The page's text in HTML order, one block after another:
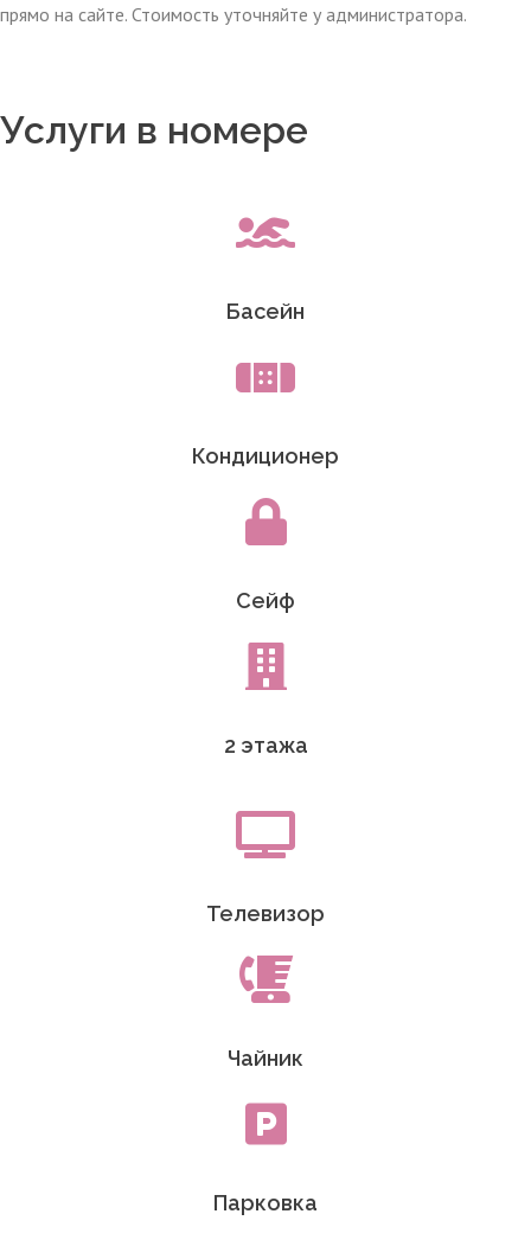
прямо на сайте. Стоимость уточняйте у администратора.
Услуги в номере
Басейн
Кондиционер
Сейф
2 этажа
Телевизор
Чайник
Парковка